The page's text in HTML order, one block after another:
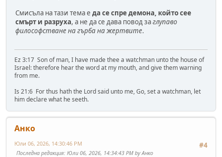
Смисъла на тази тема е да се спре демона, който сее
смърт и разруха, а не да се дава повод заглупаво
философстване на гърба на жертвите.
Ez 3:17 Son of man, I have made thee a watchman unto the house of
Israel: therefore hear the word at my mouth, and give them warning
from me.
Is 21:6 For thus hath the Lord said unto me, Go, set a watchman, let
him declare what he seeth.
Анко
#4
Юли 06, 2026, 14:30:46 PM
Последна редакция: Юли 06, 2026, 14:34:43 PM by Анко